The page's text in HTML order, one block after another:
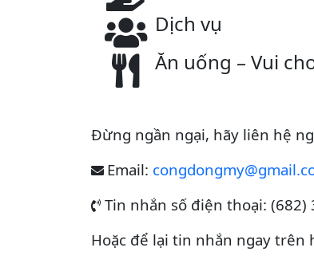
Dịch vụ
Ăn uống – Vui
Đừng ngần ngại, hãy liên hệ
Email:
Tin nhắn số điện thoại: (682)
Hoặc để lại tin nhắn ngay trên